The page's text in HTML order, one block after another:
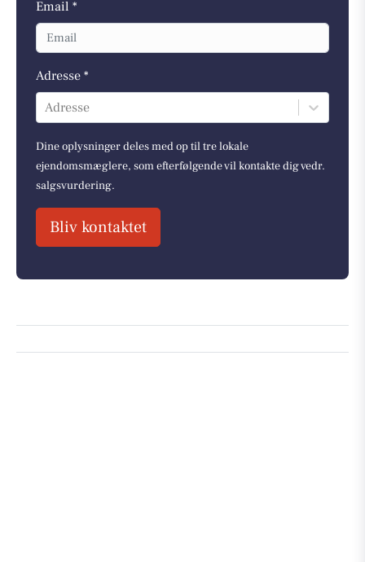
Email *
Adresse *
Adresse
Dine oplysninger deles med op til tre lokale
ejendomsmæglere, som efterfølgende vil kontakte dig vedr.
salgsvurdering.
Bliv kontaktet